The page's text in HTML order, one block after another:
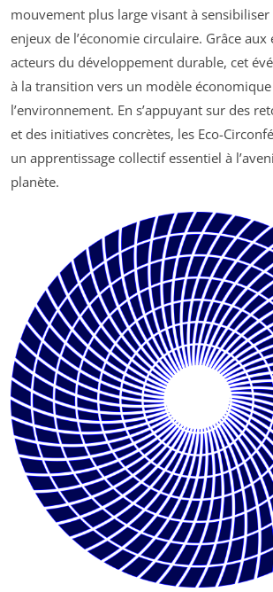
mouvement plus large visant à
enjeux de l’économie circulaire. Grâce aux
acteurs du développement durable, cet
à la transition vers un modèle
l’environnement. En s’appuyant sur des
et des initiatives concrètes, les Eco-
un apprentissage collectif essentiel à
planète.